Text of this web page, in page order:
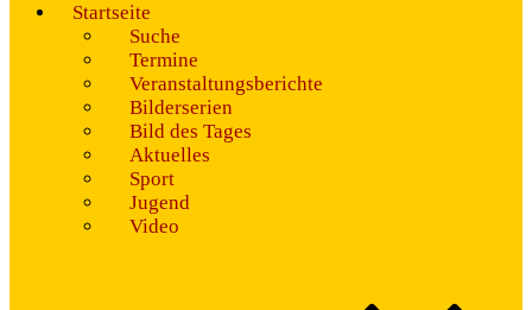
Startseite
Suche
Termine
Veranstaltungsberichte
Bilderserien
Bild des Tages
Aktuelles
Sport
Jugend
Video